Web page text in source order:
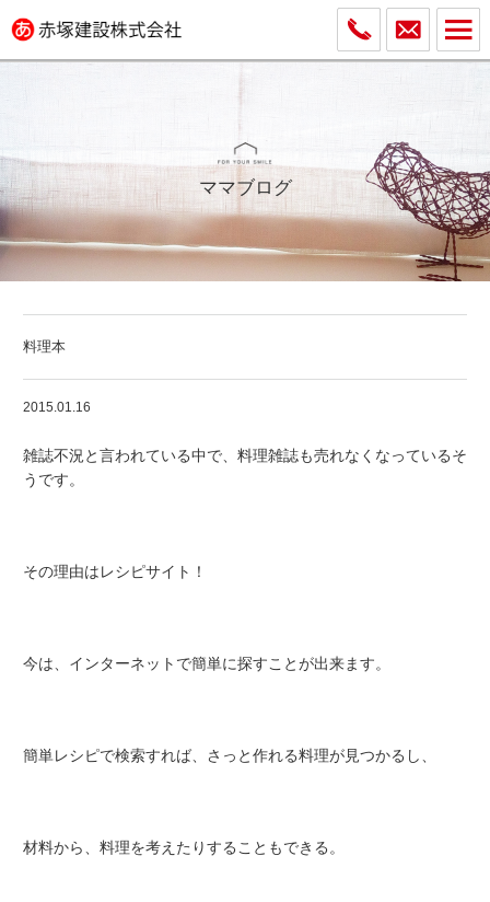
ママブログ
料理本
2015.01.16
雑誌不況と言われている中で、料理雑誌も売れなくなっているそ
うです。
その理由はレシピサイト！
今は、インターネットで簡単に探すことが出来ます。
簡単レシピで検索すれば、さっと作れる料理が見つかるし、
材料から、料理を考えたりすることもできる。